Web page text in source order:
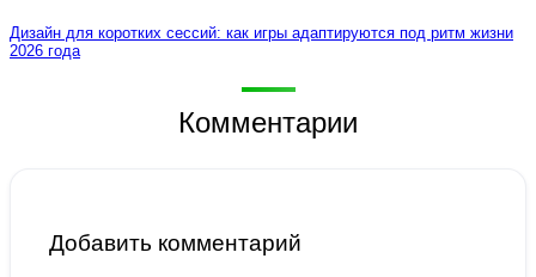
Дизайн для коротких сессий: как игры адаптируются под ритм жизни
2026 года
Комментарии
Добавить комментарий